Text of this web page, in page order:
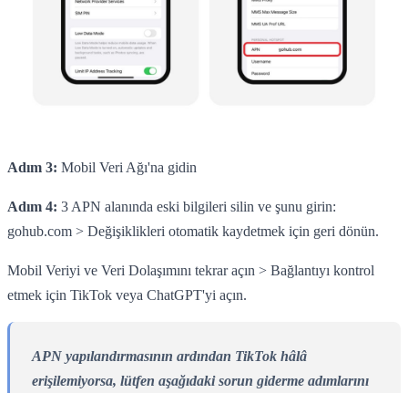
Adım 3: Mobil Veri Ağı'na gidin
Adım 4: 3 APN alanında eski bilgileri silin ve şunu girin:
gohub.com > Değişiklikleri otomatik kaydetmek için geri dönün.
Mobil Veriyi ve Veri Dolaşımını tekrar açın > Bağlantıyı kontrol
etmek için TikTok veya ChatGPT'yi açın.
APN yapılandırmasının ardından TikTok hâlâ
erişilemiyorsa, lütfen aşağıdaki sorun giderme adımlarını